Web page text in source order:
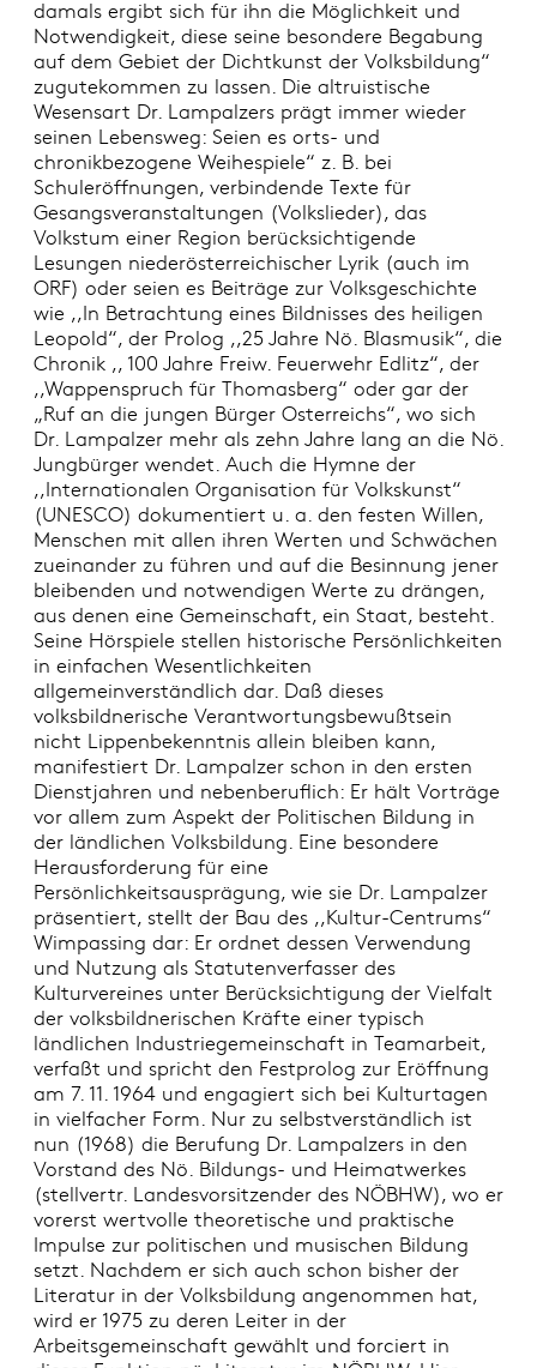
damals ergibt sich für ihn die Möglichkeit und
Notwendigkeit, diese seine besondere Begabung
auf dem Gebiet der Dichtkunst der Volksbildung“
zugutekommen zu lassen. Die altruistische
Wesensart Dr. Lampalzers prägt immer wieder
seinen Lebensweg: Seien es orts- und
chronikbezogene Weihespiele“ z. B. bei
Schuleröffnungen, verbindende Texte für
Gesangsveranstaltungen (Volkslieder), das
Volkstum einer Region berücksichtigende
Lesungen niederösterreichischer Lyrik (auch im
ORF) oder seien es Beiträge zur Volksgeschichte
wie ,,In Betrachtung eines Bildnisses des heiligen
Leopold“, der Prolog ,,25 Jahre Nö. Blasmusik“, die
Chronik ,, 100 Jahre Freiw. Feuerwehr Edlitz“, der
,,Wappenspruch für Thomasberg“ oder gar der
„Ruf an die jungen Bürger Osterreichs“, wo sich
Dr. Lampalzer mehr als zehn Jahre lang an die Nö.
Jungbürger wendet. Auch die Hymne der
,,Internationalen Organisation für Volkskunst“
(UNESCO) dokumentiert u. a. den festen Willen,
Menschen mit allen ihren Werten und Schwächen
zueinander zu führen und auf die Besinnung jener
bleibenden und notwendigen Werte zu drängen,
aus denen eine Gemeinschaft, ein Staat, besteht.
Seine Hörspiele stellen historische Persönlichkeiten
in einfachen Wesentlichkeiten
allgemeinverständlich dar. Daß dieses
volksbildnerische Verantwortungsbewußtsein
nicht Lippenbekenntnis allein bleiben kann,
manifestiert Dr. Lampalzer schon in den ersten
Dienstjahren und nebenberuflich: Er hält Vorträge
vor allem zum Aspekt der Politischen Bildung in
der ländlichen Volksbildung. Eine besondere
Herausforderung für eine
Persönlichkeitsausprägung, wie sie Dr. Lampalzer
präsentiert, stellt der Bau des ,,Kultur-Centrums“
Wimpassing dar: Er ordnet dessen Verwendung
und Nutzung als Statutenverfasser des
Kulturvereines unter Berücksichtigung der Vielfalt
der volksbildnerischen Kräfte einer typisch
ländlichen Industriegemeinschaft in Teamarbeit,
verfaßt und spricht den Festprolog zur Eröffnung
am 7. 11. 1964 und engagiert sich bei Kulturtagen
in vielfacher Form. Nur zu selbstverständlich ist
nun (1968) die Berufung Dr. Lampalzers in den
Vorstand des Nö. Bildungs- und Heimatwerkes
(stellvertr. Landesvorsitzender des NÖBHW), wo er
vorerst wertvolle theoretische und praktische
Impulse zur politischen und musischen Bildung
setzt. Nachdem er sich auch schon bisher der
Literatur in der Volksbildung angenommen hat,
wird er 1975 zu deren Leiter in der
Arbeitsgemeinschaft gewählt und forciert in